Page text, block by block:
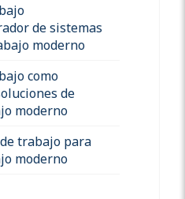
de sistemas
moderno
como
de
moderno
trabajo para
moderno